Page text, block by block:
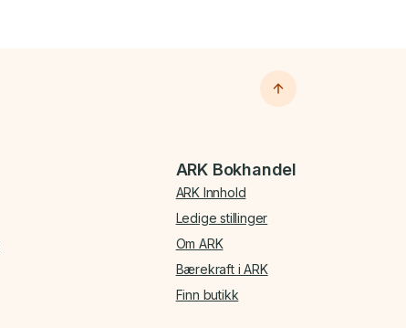
ARK Bokhandel
ARK Innhold
Ledige stillinger
Om ARK
Bærekraft i ARK
Finn butikk